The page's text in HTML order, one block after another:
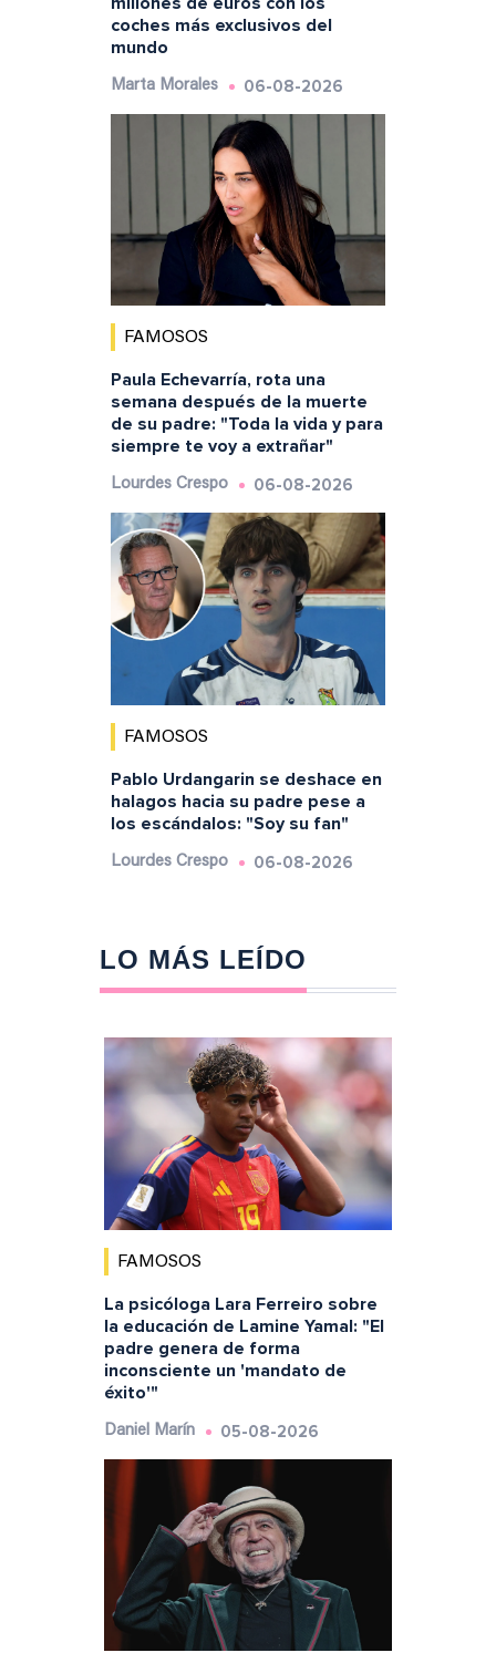
coches más exclusivos del
mundo
Marta Morales 06-08-2026
FAMOSOS
Paula Echevarría, rota una
semana después de la muerte
de su padre: "Toda la vida y para
siempre te voy a extrañar"
Lourdes Crespo 06-08-2026
FAMOSOS
Pablo Urdangarin se deshace en
halagos hacia su padre pese a
los escándalos: "Soy su fan"
Lourdes Crespo 06-08-2026
LO MÁS LEÍDO
FAMOSOS
La psicóloga Lara Ferreiro sobre
la educación de Lamine Yamal: "El
padre genera de forma
inconsciente un 'mandato de
éxito'"
Daniel Marín 05-08-2026